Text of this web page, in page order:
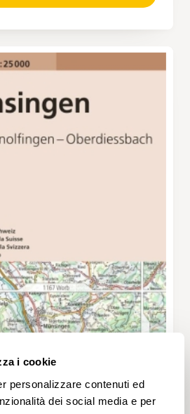
i cookie
personalizzare contenuti ed
dei social media e per